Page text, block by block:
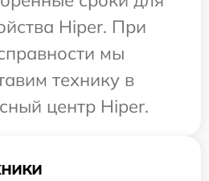
Hiper. При
мы
технику в
центр Hiper.